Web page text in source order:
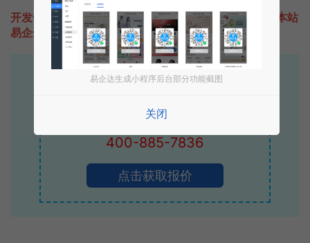
开发一款类似腾讯智慧景区的小程序不难，只需要咨询本站
易企达客服即可为您定制开发，免费提供报价。
易企达10年行业沉淀！
立即拨打电话享优惠
400-885-7836
点击获取报价
易企达生成小程序后台部分功能截图
关闭